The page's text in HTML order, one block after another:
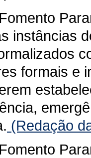
instâncias
formais e
(Redação